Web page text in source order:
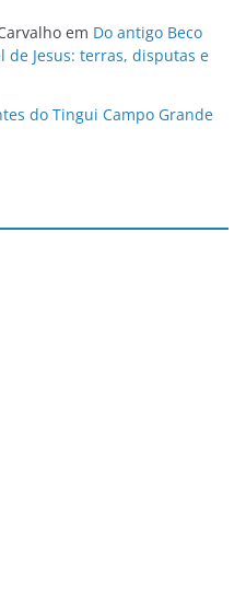
em Do antigo Beco
de Jesus: terras, disputas e
do Tingui Campo Grande